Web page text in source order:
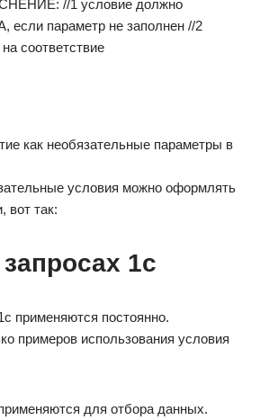
//1 условие должно
если параметр не заполнен //2
соответствие
как необязательные параметры в
условия можно оформлять
вот так:
1с
применяются постоянно.
примеров использования условия
для отбора данных.